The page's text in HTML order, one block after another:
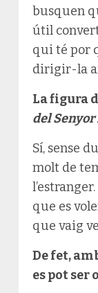
busquen
útil
qui té por
dirigir-la
La figura
del
Sí, sense
molt de
que es
que vaig
De fet,
es pot ser